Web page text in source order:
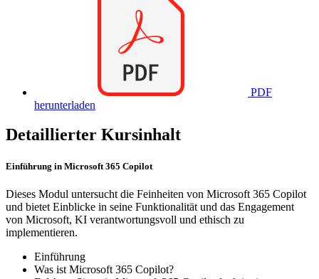
PDF
herunterladen
Detaillierter Kursinhalt
Einführung in Microsoft 365 Copilot
Dieses Modul untersucht die Feinheiten von Microsoft 365 Copilot
und bietet Einblicke in seine Funktionalität und das Engagement
von Microsoft, KI verantwortungsvoll und ethisch zu
implementieren.
Einführung
Was ist Microsoft 365 Copilot?